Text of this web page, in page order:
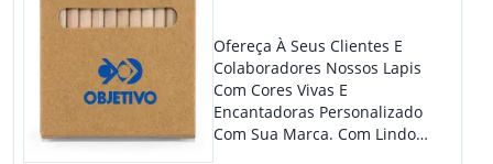
Ofereça À Seus Clientes E
Colaboradores Nossos Lapis
Com Cores Vivas E
Encantadoras Personalizado
Com Sua Marca. Com Lindo